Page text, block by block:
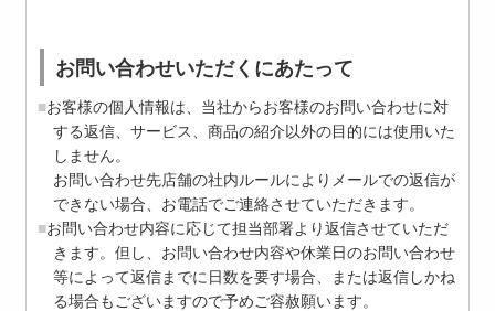
お問い合わせいただくにあたって
お客様の個人情報は、当社からお客様のお問い合わせに対
する返信、サービス、商品の紹介以外の目的には使用いた
しません。
お問い合わせ先店舗の社内ルールによりメールでの返信が
できない場合、お電話でご連絡させていただきます。
お問い合わせ内容に応じて担当部署より返信させていただ
きます。但し、お問い合わせ内容や休業日のお問い合わせ
等によって返信までに日数を要す場合、または返信しかね
る場合もございますので予めご容赦願います。